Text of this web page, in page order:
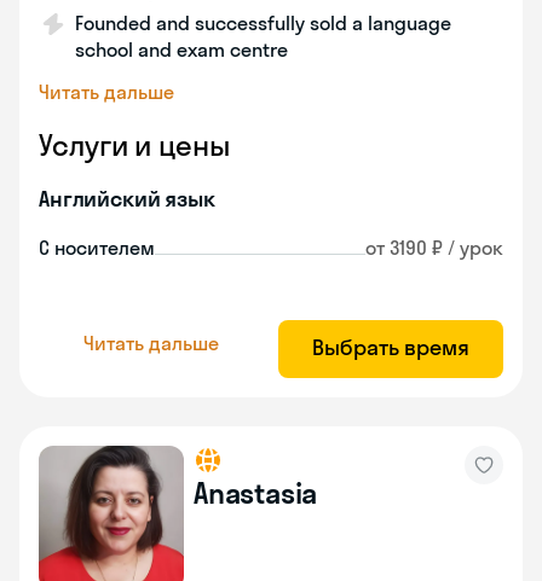
Founded and successfully sold a language
school and exam centre
Читать дальше
Услуги и цены
Английский язык
С носителем от 3190 ₽ / урок
Читать дальше Выбрать время
Anastasia